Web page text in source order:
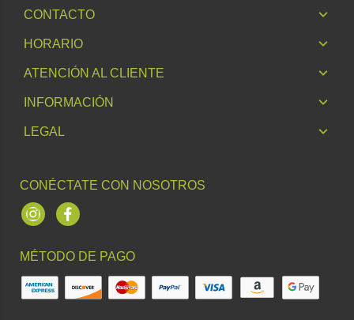
CONTACTO
HORARIO
ATENCIÓN AL CLIENTE
INFORMACIÓN
LEGAL
CONÉCTATE CON NOSOTROS
InstagramFacebook
MÉTODO DE PAGO